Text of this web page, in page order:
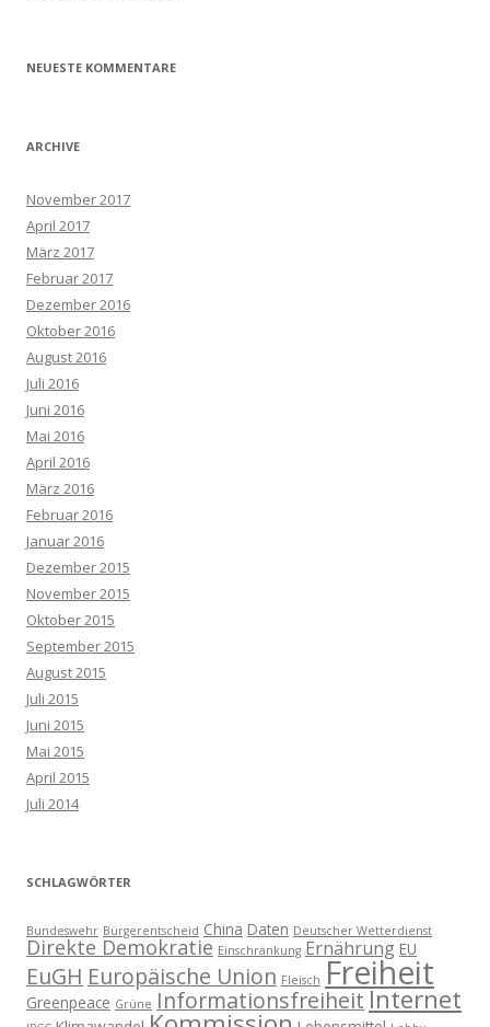
NEUESTE KOMMENTARE
ARCHIVE
November 2017
April 2017
März 2017
Februar 2017
Dezember 2016
Oktober 2016
August 2016
Juli 2016
Juni 2016
Mai 2016
April 2016
März 2016
Februar 2016
Januar 2016
Dezember 2015
November 2015
Oktober 2015
September 2015
August 2015
Juli 2015
Juni 2015
Mai 2015
April 2015
Juli 2014
SCHLAGWÖRTER
Bundeswehr Bürgerentscheid China Daten Deutscher Wetterdienst
Direkte Demokratie Einschränkung Ernährung EU
EuGH Europäische Union Fleisch Freiheit
Greenpeace Grüne InformationsfreiheitInternet